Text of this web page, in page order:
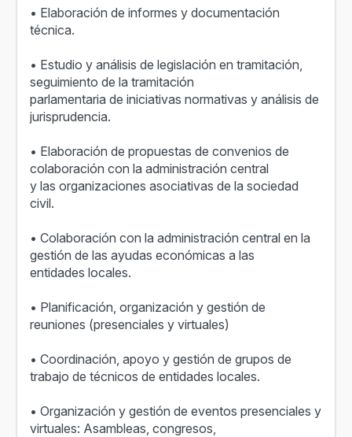
• Elaboración de informes y documentación
técnica.
• Estudio y análisis de legislación en tramitación,
seguimiento de la tramitación
parlamentaria de iniciativas normativas y análisis de
jurisprudencia.
• Elaboración de propuestas de convenios de
colaboración con la administración central
y las organizaciones asociativas de la sociedad
civil.
• Colaboración con la administración central en la
gestión de las ayudas económicas a las
entidades locales.
• Planificación, organización y gestión de
reuniones (presenciales y virtuales)
• Coordinación, apoyo y gestión de grupos de
trabajo de técnicos de entidades locales.
• Organización y gestión de eventos presenciales y
virtuales: Asambleas, congresos,